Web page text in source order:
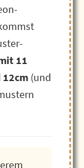
11
12cm (und